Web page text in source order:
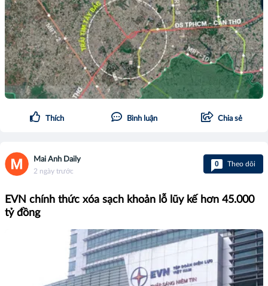
Thích Bình luận Chia sẻ
Mai Anh Daily
2 ngày trước
0 Theo dõi
EVN chính thức xóa sạch khoản lỗ lũy kế hơn 45.000
tỷ đồng